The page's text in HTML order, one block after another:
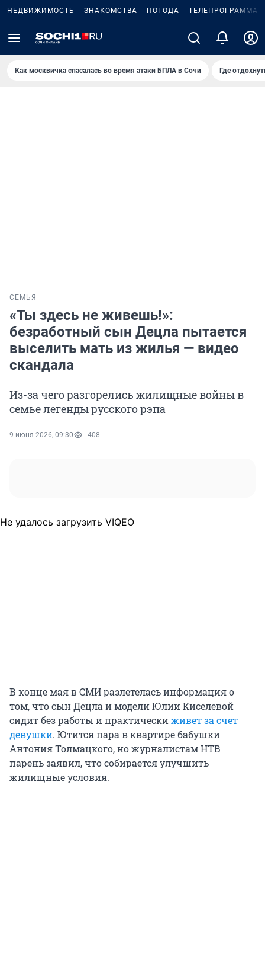
НЕДВИЖИМОСТЬ ЗНАКОМСТВА ПОГОДА ТЕЛЕПРОГРАММА
Как москвичка спасалась во время атаки БПЛА в Сочи Где
СЕМЬЯ
«Ты здесь не живешь!»:
безработный сын Децла пытается
выселить мать из жилья — видео
скандала
Из-за чего разгорелись жилищные войны в
семье легенды русского рэпа
9 июня 2026, 09:30 408
Не удалось загрузить VIQEO
В конце мая в СМИ разлетелась информация о
том, что сын Децла и модели Юлии Киселевой
сидит без работы и практическиживет за счет
девушки. Ютится пара в квартире бабушки
Антония Толмацкого, но журналистам НТВ
парень заявил, что собирается улучшить
жилищные условия.